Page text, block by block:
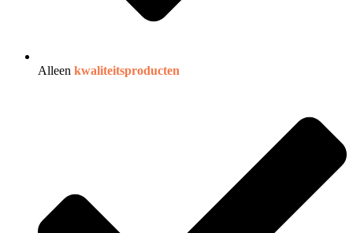
Alleen kwaliteitsproducten